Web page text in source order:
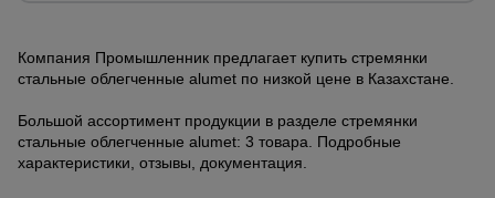
Компания Промышленник предлагает купить стремянки
стальные облегченные alumet по низкой цене в Казахстане.
Большой ассортимент продукции в разделе стремянки
стальные облегченные alumet: 3 товара. Подробные
характеристики, отзывы, документация.
Металл и
металлообработка